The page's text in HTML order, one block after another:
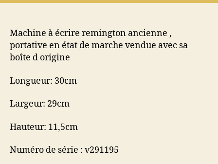
Machine à écrire remington ancienne ,
portative en état de marche vendue avec sa
boîte d origine
Longueur: 30cm
Largeur: 29cm
Hauteur: 11,5cm
Numéro de série : v291195